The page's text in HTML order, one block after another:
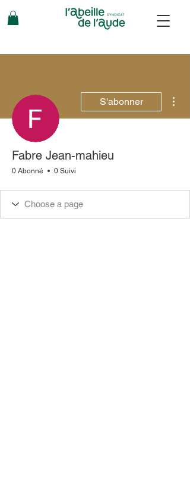
S'abonner
Fabre Jean-mahieu
0 Abonné 0 Suivi